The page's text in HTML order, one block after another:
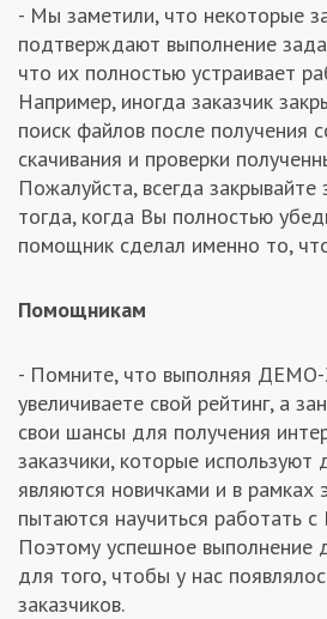
- Мы заметили, что некоторые
подтверждают выполнение
что их полностью устраивает
Например, иногда заказчик
поиск файлов после получения
скачивания и проверки
Пожалуйста, всегда закрывайте
тогда, когда Вы полностью
помощник сделал именно то,
Помощникам
- Помните, что выполняя
увеличиваете свой рейтинг, а
свои шансы для получения
заказчики, которые используют
являются новичками и в рамках
пытаются научиться работать с
Поэтому успешное выполнение
для того, чтобы у нас
заказчиков.